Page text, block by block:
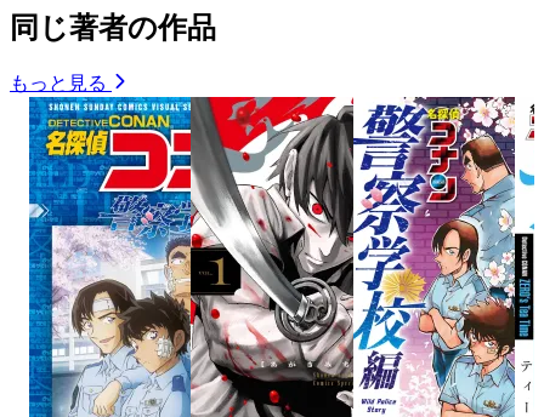
同じ著者の作品
もっと見る